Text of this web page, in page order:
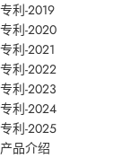
专利-2019
专利-2020
专利-2021
专利-2022
专利-2023
专利-2024
专利-2025
产品介绍